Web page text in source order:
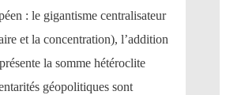
: le gigantisme centralisateur
et la concentration), l’addition
la somme hétéroclite
géopolitiques sont